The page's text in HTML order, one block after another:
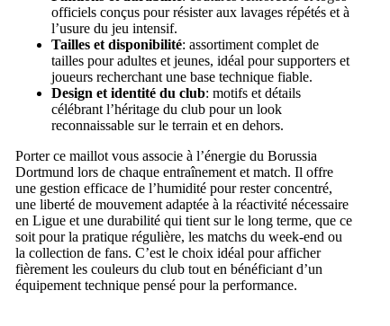
officiels conçus pour résister aux lavages répétés et à
l’usure du jeu intensif.
Tailles et disponibilité: assortiment complet de
tailles pour adultes et jeunes, idéal pour supporters et
joueurs recherchant une base technique fiable.
Design et identité du club: motifs et détails
célébrant l’héritage du club pour un look
reconnaissable sur le terrain et en dehors.
Porter ce maillot vous associe à l’énergie du Borussia
Dortmund lors de chaque entraînement et match. Il offre
une gestion efficace de l’humidité pour rester concentré,
une liberté de mouvement adaptée à la réactivité nécessaire
en Ligue et une durabilité qui tient sur le long terme, que ce
soit pour la pratique régulière, les matchs du week-end ou
la collection de fans. C’est le choix idéal pour afficher
fièrement les couleurs du club tout en bénéficiant d’un
équipement technique pensé pour la performance.